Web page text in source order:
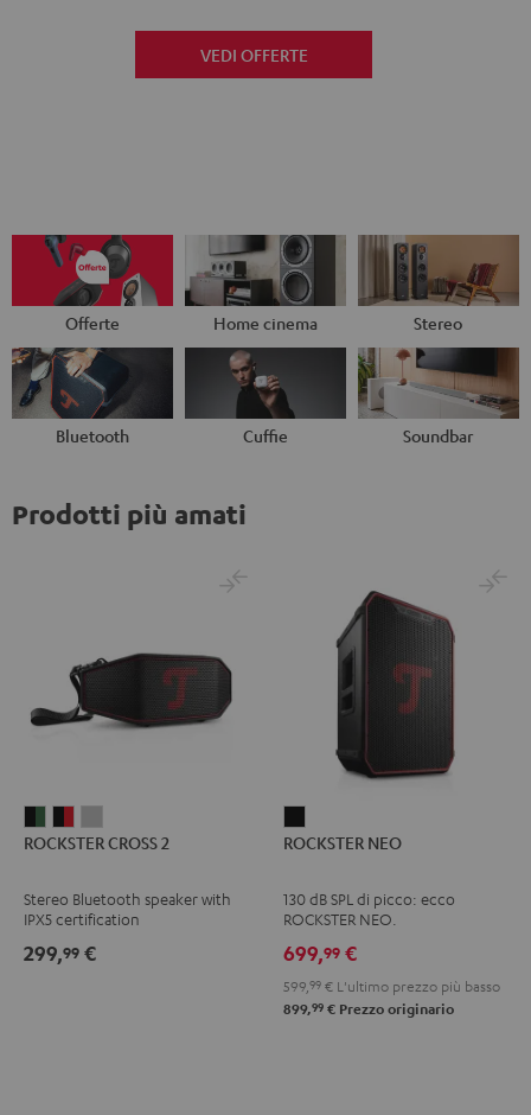
VEDI OFFERTE
Offerte Home cinema Stereo
Bluetooth Cuffie Soundbar
Prodotti più amati
CROSS
Black
&
Green
CROSS
Nero
&
Rosso
CROSS
Light
Gray
ROCKSTER CROSS 2
Stereo Bluetooth speaker with
IPX5 certification
299,99 €
NEO
ROCKSTER NEO
130 dB SPL di picco: ecco
ROCKSTER NEO.
699,99 €
599, 99 € L'ultimo prezzo più basso
899,99 € Prezzo originario